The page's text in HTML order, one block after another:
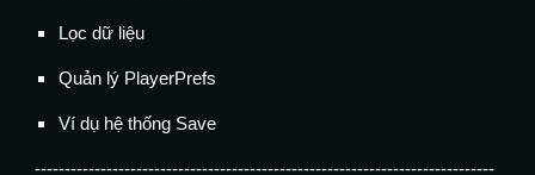
Lọc dữ liệu
Quản lý PlayerPrefs
Ví dụ hệ thống Save
-----------------------------------------------------------------------------